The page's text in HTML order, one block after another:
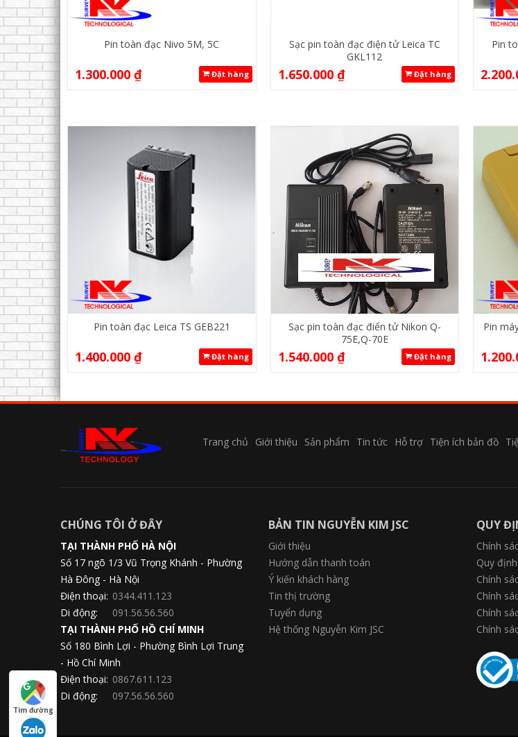
Pin toàn đạc Nivo 5M, 5C
1.300.000 ₫ Đặt hàng
Sạc pin toàn đạc điện tử Leica TC
GKL112
1.650.000 ₫ Đặt hàng
Pin
Pin toàn đạc Leica TS GEB221
1.400.000 ₫ Đặt hàng
Sạc pin toàn đạc điển tử Nikon Q-
75E,Q-70E
1.540.000 ₫ Đặt hàng
Pin
Trang chủ Giới thiệu Sản phẩm Tin tức Hỗ trợ Tiện ích bản đồ
CHÚNG TÔI Ở ĐÂY
TẠI THÀNH PHỐ HÀ NỘI
Số 17 ngõ 1/3 Vũ Trọng Khánh - Phường
Hà Đông - Hà Nội
Điện thoại: 0344.411.123
Di động:
091.56.56.560
TẠI THÀNH PHỐ HỒ CHÍ MINH
Số 180 Bình Lợi - Phường Bình Lợi Trung
- Hồ Chí Minh
Điện thoại: 0867.611.123
Di động:
097.56.56.560
BẢN TIN NGUYỄN KIM JSC
Giới thiệu
Hướng dẫn thanh toán
Ý kiến khách hàng
Tin thị trường
Tuyển dụng
Hệ thống Nguyễn Kim JSC
QUY
Chính
Quy
Chính
Chính
Chính
Chính
Tìm đường